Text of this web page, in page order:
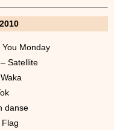
Monday
– Satellite
danse
Flag